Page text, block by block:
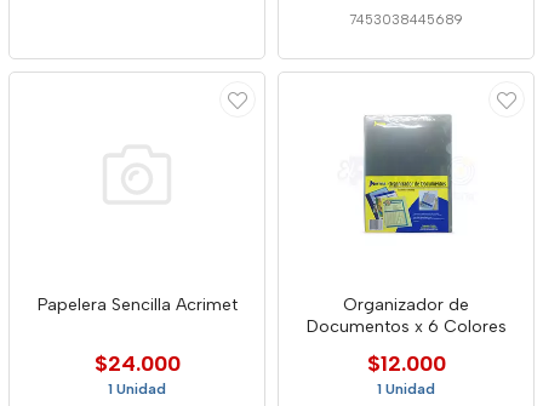
7453038445689
Papelera Sencilla Acrimet
$24.000
1 Unidad
Organizador de
Documentos x 6 Colores
$12.000
1 Unidad